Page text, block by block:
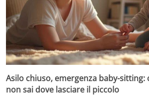
Asilo chiuso, emergenza baby-sitting:
non sai dove lasciare il piccolo